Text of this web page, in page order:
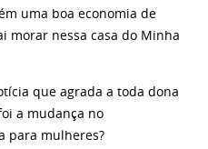
uma boa economia de
morar nessa casa do Minha
que agrada a toda dona
a mudança no
para mulheres?